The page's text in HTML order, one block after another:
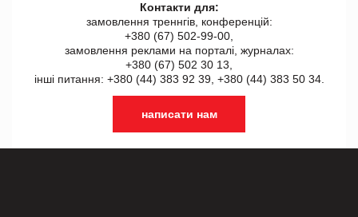
Контакти для:
замовлення треннгів, конференцій:
+380 (67) 502-99-00,
замовлення реклами на порталі, журналах:
+380 (67) 502 30 13,
інші питання: +380 (44) 383 92 39, +380 (44) 383 50 34.
написати нам